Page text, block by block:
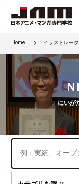
Home イラストレー
にいが